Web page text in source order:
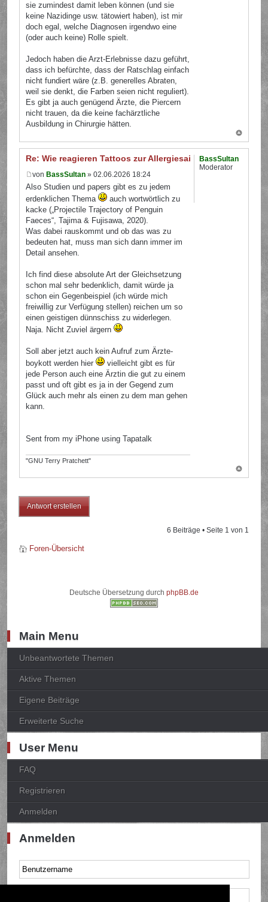
sie zumindest damit leben können (und sie
keine Nazidinge usw. tätowiert haben), ist mir
doch egal, welche Diagnosen irgendwo eine
(oder auch keine) Rolle spielt.
Jedoch haben die Arzt-Erlebnisse dazu geführt,
dass ich befürchte, dass der Ratschlag einfach
nicht fundiert wäre (z.B. generelles Abraten,
weil sie denkt, die Farben seien nicht reguliert).
Es gibt ja auch genügend Ärzte, die Piercern
nicht trauen, da die keine fachärztliche
Ausbildung in Chirurgie hätten.
Re: Wie reagieren Tattoos zur Allergiesaison?
von BassSultan » 02.06.2026 18:24
Also Studien und papers gibt es zu jedem
erdenklichen Thema
auch wortwörtlich zu
kacke („Projectile Trajectory of Penguin
Faeces“, Tajima & Fujisawa, 2020).
Was dabei rauskommt und ob das was zu
bedeuten hat, muss man sich dann immer im
Detail ansehen.
Ich find diese absolute Art der Gleichsetzung
schon mal sehr bedenklich, damit würde ja
schon ein Gegenbeispiel (ich würde mich
freiwillig zur Verfügung stellen) reichen um so
einen geistigen dünnschiss zu widerlegen.
Naja. Nicht Zuviel ärgern
Soll aber jetzt auch kein Aufruf zum Ärzte-
boykott werden hier
vielleicht gibt es für
jede Person auch eine Ärztin die gut zu einem
passt und oft gibt es ja in der Gegend zum
Glück auch mehr als einen zu dem man gehen
kann.
Sent from my iPhone using Tapatalk
"GNU Terry Pratchett"
BassSultan
Moderator
Antwort erstellen
6 Beiträge • Seite 1 von 1
Foren-Übersicht
Deutsche Übersetzung durch phpBB.de
Main Menu
Unbeantwortete Themen
Aktive Themen
Eigene Beiträge
Erweiterte Suche
User Menu
FAQ
Registrieren
Anmelden
Anmelden